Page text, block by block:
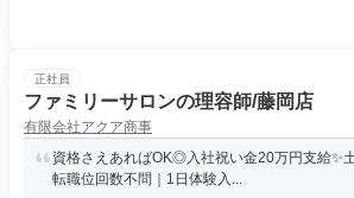
正社員
ファミリーサロンの理容師/藤岡店
有限会社アクア商事
資格さえあればOK◎入社祝い金20万円支給✨️
転職位回数不問｜1日体験入...